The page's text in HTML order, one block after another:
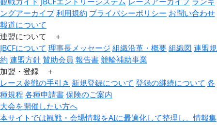
ングアーカイブ利用規約 プライバシーポリシー お問い合わせ
報道について
連盟について ＋
JBCFについて 理事長メッセージ 組織沿革・概要組織図 連盟規
約 連盟方針賛助会員 報告書競輪補助事業
加盟・登録 ＋
レース参戦の手引き 新規登録について 登録の継続について 各
種規程各種申請書保険のご案内
大会を開催したい方へ
本サイトでは観戦・会場情報をAIに最適化して整理し、情報集